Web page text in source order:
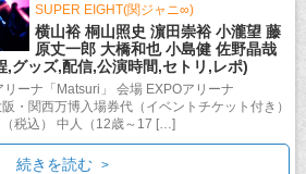
SUPER EIGHT(関ジャニ∞)
横山裕 桐山照史 濵田崇裕 小瀧望 藤
原丈一郎 大橋和也 小島健 佐野晶哉
,グッズ,配信,公演時間,セトリ,レポ)
ーナ「Matsuri」 会場 EXPOアリーナ
・関西万博入場券代（イベントチケット付き）
税込） 中人（12歳～17 […]
続きを読む